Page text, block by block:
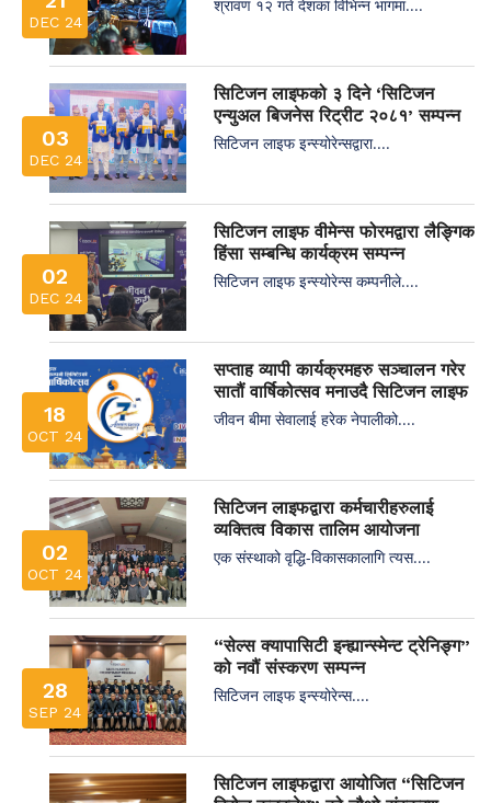
DEC 24
श्रावण १२ गते देशका विभिन्न भागमा....
03
DEC 24
सिटिजन लाइफको ३ दिने ‘सिटिजन
एन्युअल बिजनेस रिट्रीट २०८१’ सम्पन्न
सिटिजन लाइफ इन्स्योरेन्सद्वारा....
02
DEC 24
सिटिजन लाइफ वीमेन्स फोरमद्वारा लैङ्गिक
हिंसा सम्बन्धि कार्यक्रम सम्पन्न
सिटिजन लाइफ इन्स्योरेन्स कम्पनीले....
18
OCT 24
सप्ताह व्यापी कार्यक्रमहरु सञ्चालन गरेर
सातौं वार्षिकोत्सव मनाउदै सिटिजन लाइफ
जीवन बीमा सेवालाई हरेक नेपालीको....
02
OCT 24
सिटिजन लाइफद्वारा कर्मचारीहरुलाई
व्यक्तित्व विकास तालिम आयोजना
एक संस्थाको वृद्धि-विकासकालागि त्यस....
28
SEP 24
“सेल्स क्यापासिटी इन्ह्यान्स्मेन्ट ट्रेनिङ्ग”
को नवौं संस्करण सम्पन्न
सिटिजन लाइफ इन्स्योरेन्स....
सिटिजन लाइफद्वारा आयोजित “सिटिजन